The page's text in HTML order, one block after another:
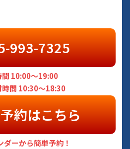
993-7325
間 10:00～19:00
時間 10:30～18:30
約はこちら
ダーから簡単予約！